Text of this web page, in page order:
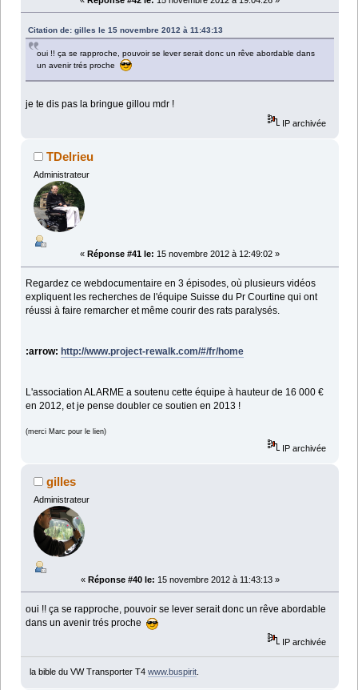
Citation de: gilles le 15 novembre 2012 à 11:43:13
oui !! ça se rapproche, pouvoir se lever serait donc un rêve abordable dans
un avenir trés proche
je te dis pas la bringue gillou mdr !
IP archivée
TDelrieu
Administrateur
« Réponse #41 le: 15 novembre 2012 à 12:49:02 »
Regardez ce webdocumentaire en 3 épisodes, où plusieurs vidéos
expliquent les recherches de l'équipe Suisse du Pr Courtine qui ont
réussi à faire remarcher et même courir des rats paralysés.
:arrow: http://www.project-rewalk.com/#/fr/home
L'association ALARME a soutenu cette équipe à hauteur de 16 000 €
en 2012, et je pense doubler ce soutien en 2013 !
(merci Marc pour le lien)
IP archivée
gilles
Administrateur
« Réponse #40 le: 15 novembre 2012 à 11:43:13 »
oui !! ça se rapproche, pouvoir se lever serait donc un rêve abordable
dans un avenir trés proche
IP archivée
la bible du VW Transporter T4 www.buspirit.